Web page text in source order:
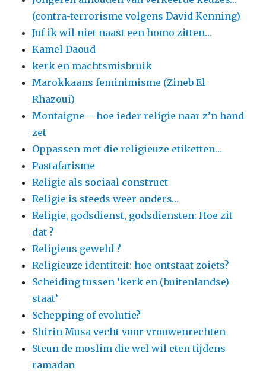
(contra-terrorisme volgens David Kenning)
Juf ik wil niet naast een homo zitten…
Kamel Daoud
kerk en machtsmisbruik
Marokkaans feminimisme (Zineb El
Rhazoui)
Montaigne – hoe ieder religie naar z’n hand
zet
Oppassen met die religieuze etiketten…
Pastafarisme
Religie als sociaal construct
Religie is steeds weer anders…
Religie, godsdienst, godsdiensten: Hoe zit
dat ?
Religieus geweld ?
Religieuze identiteit: hoe ontstaat zoiets?
Scheiding tussen ‘kerk en (buitenlandse)
staat’
Schepping of evolutie?
Shirin Musa vecht voor vrouwenrechten
Steun de moslim die wel wil eten tijdens
ramadan